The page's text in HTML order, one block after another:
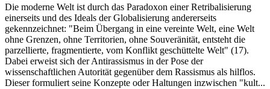
Die moderne Welt ist durch das Paradoxon einer Retribalisierung
einerseits und des Ideals der Globalisierung andererseits
gekennzeichnet: "Beim Übergang in eine vereinte Welt, eine Welt
ohne Grenzen, ohne Territorien, ohne Souveränität, entsteht die
parzellierte, fragmentierte, vom Konflikt geschüttelte Welt" (17).
Dabei erweist sich der Antirassismus in der Pose der
wissenschaftlichen Autorität gegenüber dem Rassismus als hilflos.
Dieser formuliert seine Konzepte oder Haltungen inzwischen "kult...